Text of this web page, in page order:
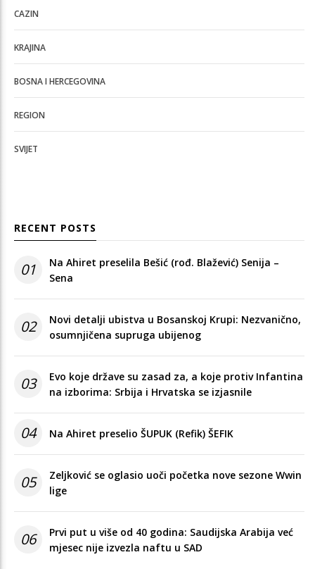
CAZIN
KRAJINA
BOSNA I HERCEGOVINA
REGION
SVIJET
RECENT POSTS
01
Na Ahiret preselila Bešić (rođ. Blažević) Senija –
Sena
02
Novi detalji ubistva u Bosanskoj Krupi: Nezvanično,
osumnjičena supruga ubijenog
03
Evo koje države su zasad za, a koje protiv Infantina
na izborima: Srbija i Hrvatska se izjasnile
04 Na Ahiret preselio ŠUPUK (Refik) ŠEFIK
05
Zeljković se oglasio uoči početka nove sezone Wwin
lige
06
Prvi put u više od 40 godina: Saudijska Arabija već
mjesec nije izvezla naftu u SAD